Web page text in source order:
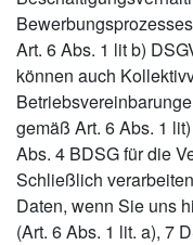
Art. 6 Abs. 1 lit b)
können auch
gemäß Art. 6 Abs. 1
Abs. 4 BDSG für die
Schließlich
Daten, wenn Sie uns
(Art. 6 Abs. 1 lit. a), 7